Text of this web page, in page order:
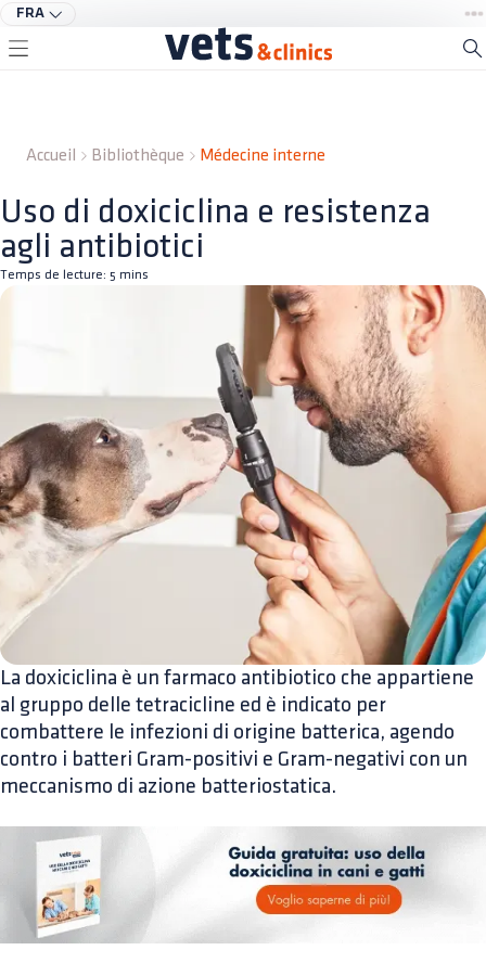
FRA
Accueil Bibliothèque Médecine interne
Uso di doxiciclina e resistenza
agli antibiotici
Temps de lecture: 5 mins
La doxiciclina è un farmaco antibiotico che appartiene
al gruppo delle tetracicline ed è indicato per
combattere le infezioni di origine batterica, agendo
contro i batteri Gram-positivi e Gram-negativi con un
meccanismo di azione batteriostatica.